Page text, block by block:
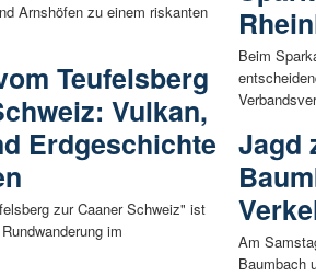
Arnshöfen zu einem riskanten
Teufelsberg
Vulkan,
Erdgeschichte
zur Caaner Schweiz" ist
im
Beim
Jagd
Am
Baumbach